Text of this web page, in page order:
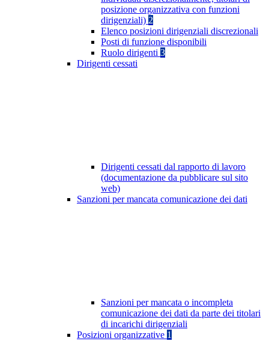
posizione organizzativa con funzioni
dirigenziali) 2
Elenco posizioni dirigenziali discrezionali
Posti di funzione disponibili
Ruolo dirigenti 3
Dirigenti cessati
Dirigenti cessati dal rapporto di lavoro
(documentazione da pubblicare sul sito
web)
Sanzioni per mancata comunicazione dei dati
Sanzioni per mancata o incompleta
comunicazione dei dati da parte dei titolari
di incarichi dirigenziali
Posizioni organizzative 1